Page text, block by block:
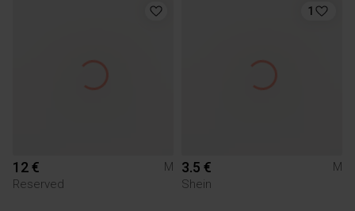
12 €
M
Reserved
1
3.5 €
M
Shein